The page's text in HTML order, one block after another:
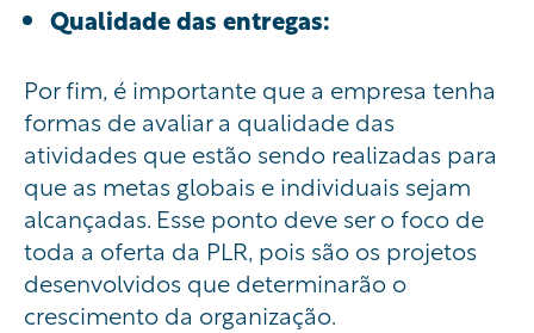
Qualidade das entregas:
Por fim, é importante que a empresa tenha
formas de avaliar a qualidade das
atividades que estão sendo realizadas para
que as metas globais e individuais sejam
alcançadas. Esse ponto deve ser o foco de
toda a oferta da PLR, pois são os projetos
desenvolvidos que determinarão o
crescimento da organização.